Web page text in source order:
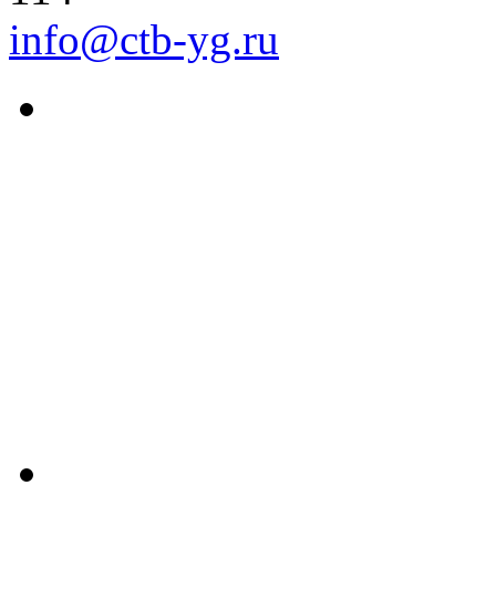
info@ctb-yg.ru